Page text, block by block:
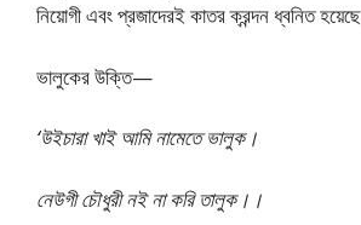
নিয়োগী এবং প্রজাদেরই কাতর ক্রন্দন ধ্বনিত
ভালুকের উক্তি—
‘উইচারা খাই আমি নামেতে ভালুক।
নেউগী চৌধুরী নই না করি তালুক।।